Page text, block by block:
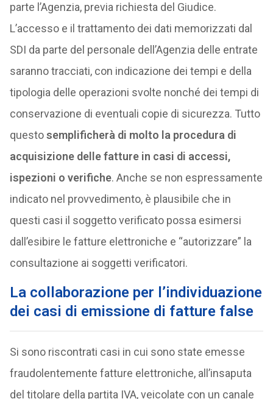
parte l’Agenzia, previa richiesta del Giudice.
L’accesso e il trattamento dei dati memorizzati dal
SDI da parte del personale dell’Agenzia delle entrate
saranno tracciati, con indicazione dei tempi e della
tipologia delle operazioni svolte nonché dei tempi di
conservazione di eventuali copie di sicurezza. Tutto
questosemplificherà di molto la procedura di
acquisizione delle fatture in casi di accessi,
ispezioni o verifiche. Anche se non espressamente
indicato nel provvedimento, è plausibile che in
questi casi il soggetto verificato possa esimersi
dall’esibire le fatture elettroniche e “autorizzare” la
consultazione ai soggetti verificatori.
La collaborazione per l’individuazione
dei casi di emissione di fatture false
Si sono riscontrati casi in cui sono state emesse
fraudolentemente fatture elettroniche, all’insaputa
del titolare della partita IVA, veicolate con un canale